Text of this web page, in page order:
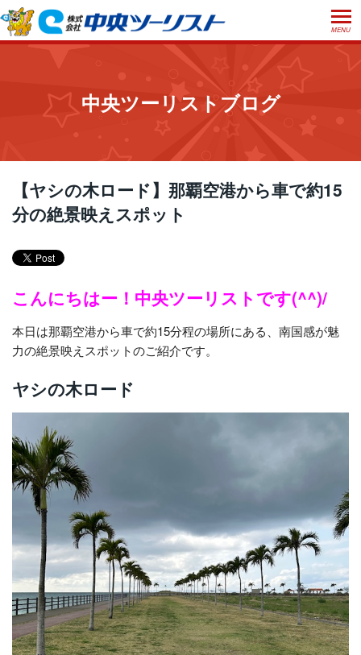
MENU
ご利用案内
お受取り方法について
プライバシーポリシー
ご旅行条件書 会社概要
中央ツーリストブログ
【ヤシの木ロード】那覇空港から車で約15
分の絶景映えスポット
こんにちはー！中央ツーリストです(^^)/
本日は那覇空港から車で約15分程の場所にある、南国感が魅
力の絶景映えスポットのご紹介です。
ヤシの木ロード